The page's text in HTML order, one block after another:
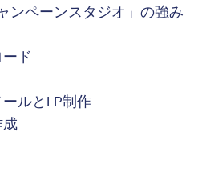
ンペーンスタジオ」の強み
ド
ルとLP制作
成